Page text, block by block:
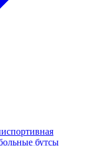
спортивная
бутсы